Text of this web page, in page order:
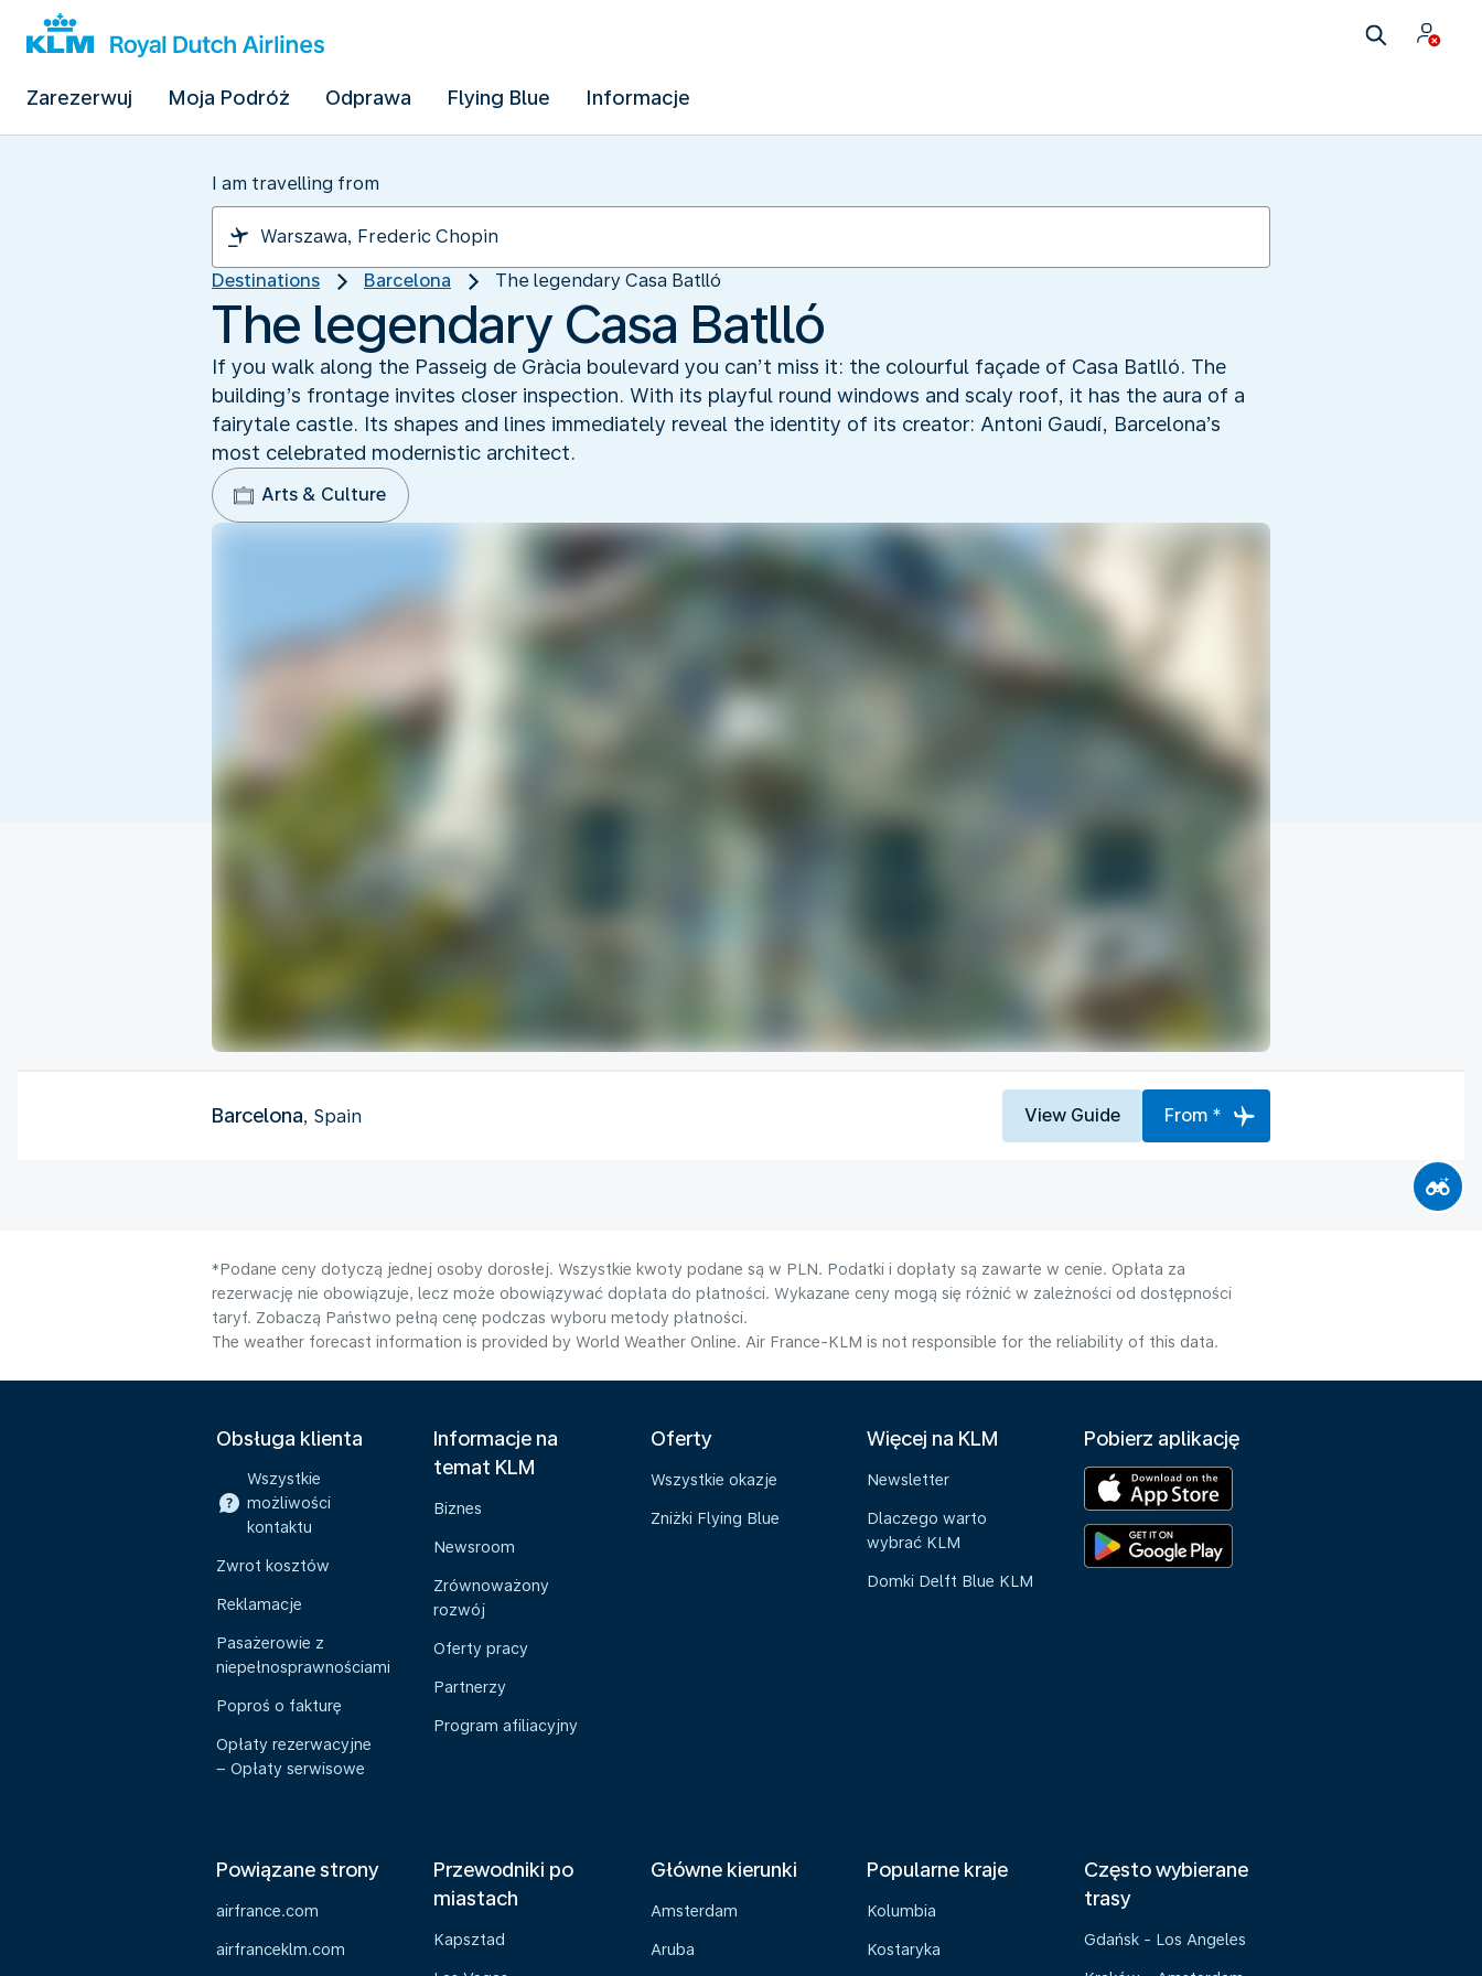
Zarezerwuj Moja Podróż Odprawa Flying Blue Informacje
I am travelling from
Destinations Barcelona The legendary Casa Batlló
The legendary Casa Batlló
If you walk along the Passeig de Gràcia boulevard you can’t miss it: the colourful façade of Casa Batlló. The
building’s frontage invites closer inspection. With its playful round windows and scaly roof, it has the aura of a
fairytale castle. Its shapes and lines immediately reveal the identity of its creator: Antoni Gaudí, Barcelona’s
most celebrated modernistic architect.
Arts & Culture
Barcelona, Spain View Guide From *
*Podane ceny dotyczą jednej osoby dorosłej. Wszystkie kwoty podane są w PLN. Podatki i dopłaty są zawarte w cenie. Opłata za
rezerwację nie obowiązuje, lecz może obowiązywać dopłata do płatności. Wykazane ceny mogą się różnić w zależności od dostępności
taryf. Zobaczą Państwo pełną cenę podczas wyboru metody płatności.
The weather forecast information is provided by World Weather Online. Air France-KLM is not responsible for the reliability of this data.
Obsługa klienta
Wszystkie
możliwości
kontaktu
Zwrot kosztów
Reklamacje
Pasażerowie z
niepełnosprawnościami
Poproś o fakturę
Opłaty rezerwacyjne
– Opłaty serwisowe
Informacje na
temat KLM
Biznes
Newsroom
Zrównoważony
rozwój
Oferty pracy
Partnerzy
Program afiliacyjny
Oferty
Wszystkie okazje
Zniżki Flying Blue
Więcej na KLM
Newsletter
Dlaczego warto
wybrać KLM
Domki Delft Blue KLM
Pobierz aplikację
Powiązane strony
airfrance.com
airfranceklm.com
Przewodniki po
miastach
Kapsztad
Główne kierunki
Amsterdam
Aruba
Popularne kraje
Kolumbia
Kostaryka
Często wybierane
trasy
Gdańsk - Los Angeles